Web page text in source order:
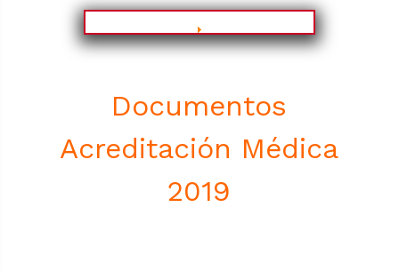
Documentos
Acreditación Médica
2019